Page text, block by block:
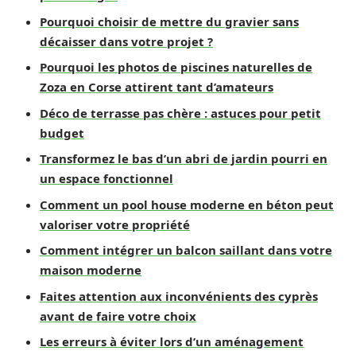
Pourquoi choisir de mettre du gravier sans
décaisser dans votre projet ?
Pourquoi les photos de piscines naturelles de
Zoza en Corse attirent tant d’amateurs
Déco de terrasse pas chère : astuces pour petit
budget
Transformez le bas d’un abri de jardin pourri en
un espace fonctionnel
Comment un pool house moderne en béton peut
valoriser votre propriété
Comment intégrer un balcon saillant dans votre
maison moderne
Faites attention aux inconvénients des cyprès
avant de faire votre choix
Les erreurs à éviter lors d’un aménagement